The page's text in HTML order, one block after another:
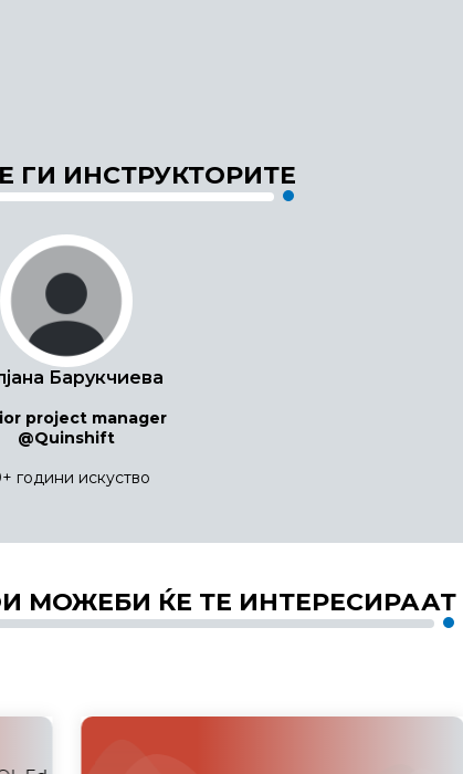
ГИ ИНСТРУКТОРИТЕ
Барукчиева
project manager
@Quinshift
години искуство
МОЖЕБИ ЌЕ ТЕ ИНТЕРЕСИРААТ